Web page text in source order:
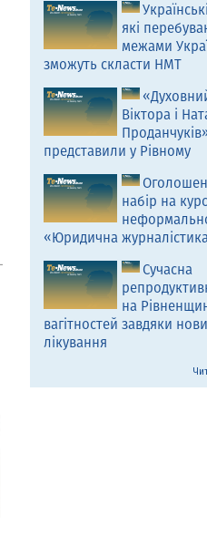
які
межами
зможуть скласти НМТ
Віктора і
представили у Рівному
набір на курс
«Юридична
Сучасна
на
вагітностей завдяки
лікування